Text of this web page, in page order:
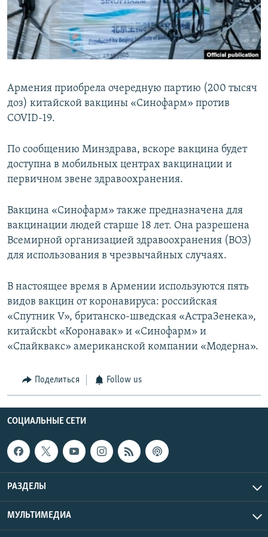
Հայերեն
English
Все сайты Радио Азатутюн
Армения приобрела очередную партию (200 тысяч
доз) китайской вакцины «Синофарм» против
COVID-19.
По сообщению Минздрава, вскоре вакцина будет
доступна в мобильных центрах вакцинации и
первичном звене здравоохранения.
Вакцина «Синофарм» также предназначена для
вакцинации людей старше 18 лет. Она разрешена
Всемирной организацией здравоохранения (ВОЗ)
для использования в чрезвычайных случаях.
В настоящее время в Армении используются пять
видов вакцин от коронавируса: российская
«Спутник V», британско-шведская «АстраЗенека»,
китайскbt «Коронавак» и «Синофарм» и
«Спайквакс» американской компании «Модерна».
Поделиться Follow us
СОЦИАЛЬНЫЕ СЕТИ
РАЗДЕЛЫ
МУЛЬТИМЕДИА